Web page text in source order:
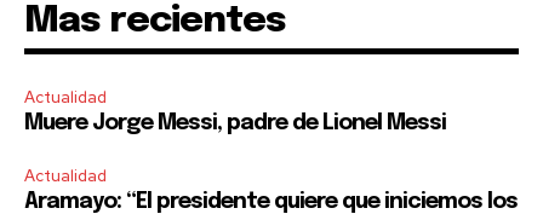
Mas recientes
Actualidad
Muere Jorge Messi, padre de Lionel Messi
Actualidad
Aramayo: “El presidente quiere que iniciemos los